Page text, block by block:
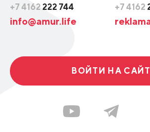
+7 4162 222 744
info@amur.life
+7 4162
ВОЙТИ НА САЙТ